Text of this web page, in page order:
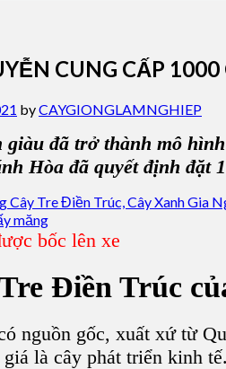
CUNG CẤP
byCAYGIONGLAMNGHIEP
đã trở thành mô
Hòa đã quyết định đặt
bốc lên xe
Điền Trúc
nguồn gốc, xuất xứ từ
là cây phát triển kinh tế.